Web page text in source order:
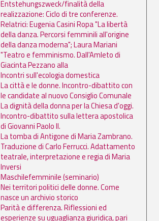
Entstehungszweck/finalità della
realizzazione: Ciclo di tre conferenze.
Relatrici: Eugenia Casini Ropa "La libertà
della danza. Percorsi femminili all'origine
della danza moderna"; Laura Mariani
"Teatro e femminismo. Dall'Amleto di
Giacinta Pezzano alla
Incontri sull'ecologia domestica
La città e le donne. Incontro-dibattito con
le candidate al nuovo Consiglio Comunale
La dignità della donna per la Chiesa d'oggi.
Incontro-dibattito sulla lettera apostolica
di Giovanni Paolo II.
La tomba di Antigone di Maria Zambrano.
Traduzione di Carlo Ferrucci. Adattamento
teatrale, interpretazione e regia di Maria
Inversi
Maschilefemminile (seminario)
Nei territori politici delle donne. Come
nasce un archivio storico
Parità e differenza. Riflessioni ed
esperienze su uguaglianza giuridica, pari